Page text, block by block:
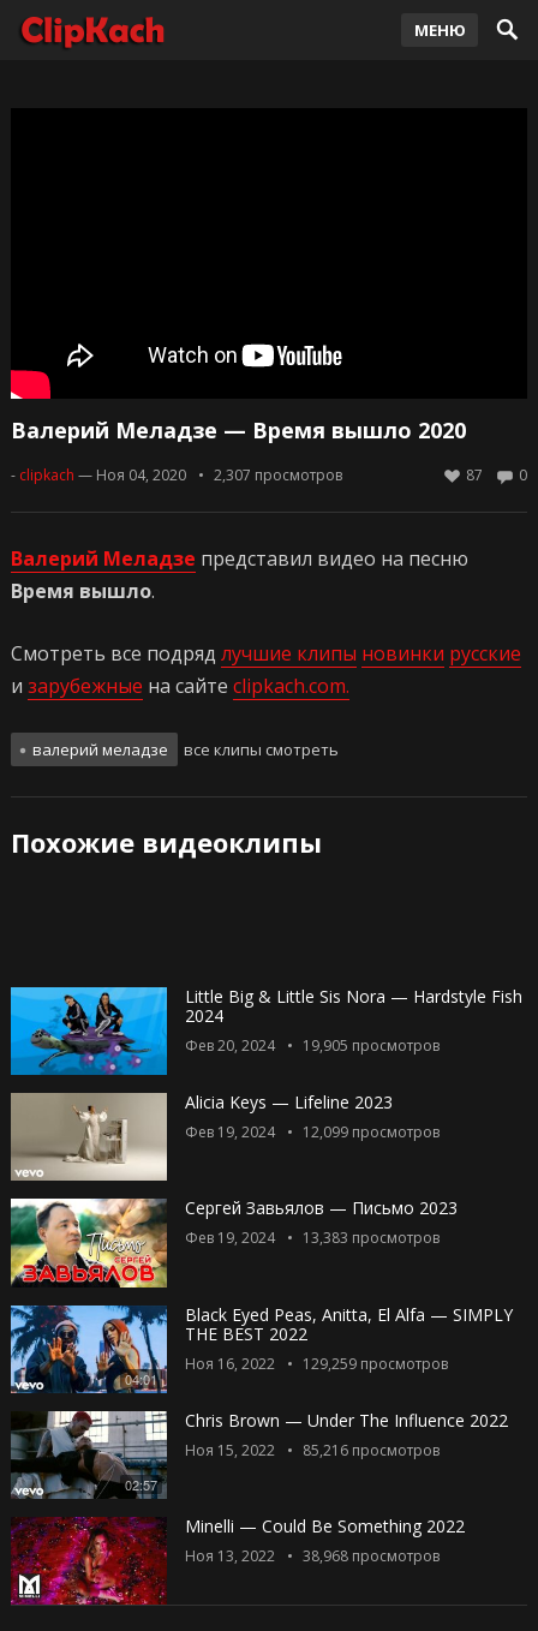
МЕНЮ
Валерий Меладзе — Время вышло 2020
- clipkach — Ноя 04, 2020 2,307 просмотров 0
87
Валерий Меладзе представил видео на песню
Время вышло.
Смотреть все подряд лучшие клипы новинки русские
и зарубежные на сайте clipkach.com.
валерий меладзе все клипы смотреть
Похожие видеоклипы
Little Big & Little Sis Nora — Hardstyle Fish
2024
Фев 20, 2024 19,905 просмотров
Alicia Keys — Lifeline 2023
Фев 19, 2024 12,099просмотров
Сергей Завьялов — Письмо 2023
Фев 19, 2024 13,383 просмотров
04:01
Black Eyed Peas, Anitta, El Alfa — SIMPLY
THE BEST 2022
Ноя 16, 2022 129,259просмотров
02:57
Chris Brown — Under The Influence 2022
Ноя 15, 2022 85,216просмотров
Minelli — Could Be Something 2022
Ноя 13, 2022 38,968просмотров